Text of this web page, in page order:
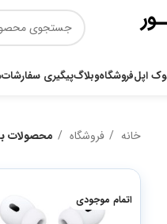
اپلفروشگاهوبلاگپیگیری سفارشات
خانه فروشگاه محصولات
اتمام موجودی